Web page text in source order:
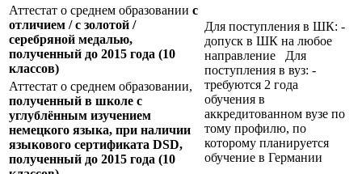
Аттестат о среднем образовании с
отличием / с золотой /
серебряной медалью,
полученный до 2015 года (10
классов)
Для поступления в ШК: -
допуск в ШК на любое
направление Для
поступления в вуз: -
требуются 2 года
обучения в
аккредитованном вузе по
тому профилю, по
которому планируется
обучение в Германии
Аттестат о среднем образовании,
полученный в школе с
углублённым изучением
немецкого языка, при наличии
языкового сертификата DSD,
полученный до 2015 года (10